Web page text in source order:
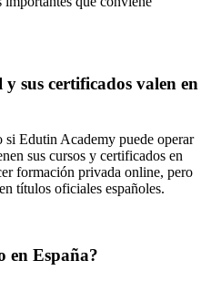
sus certificados valen en
si Edutin Academy puede operar
sus cursos y certificados en
formación privada online, pero
títulos oficiales españoles.
en España?